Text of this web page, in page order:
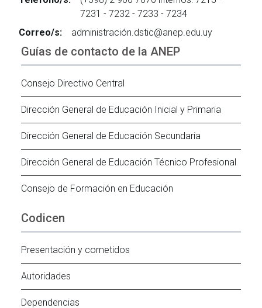
7231 - 7232 - 7233 - 7234
Correo/s:
administración.dstic@anep.edu.uy
Guías de contacto de la ANEP
Consejo Directivo Central
Dirección General de Educación Inicial y Primaria
Dirección General de Educación Secundaria
Dirección General de Educación Técnico Profesional
Consejo de Formación en Educación
Codicen
Presentación y cometidos
Autoridades
Dependencias